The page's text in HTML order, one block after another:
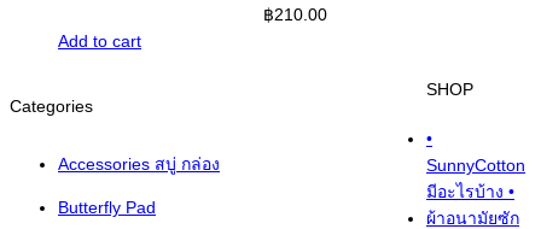
฿210.00
Add to cart
Categories
Accessories สบู่ กล่อง
Butterfly Pad
SHOP
•
SunnyCotton
มีอะไรบ้าง •
ผ้าอนามัยซัก